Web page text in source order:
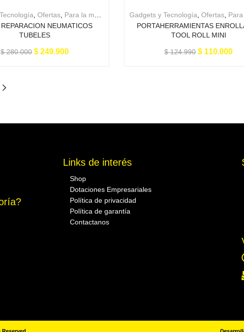
,Ofertas Para la moto
NEUMATICOS
TUBELES
$280.000 $ 249.900
Gadgets y Tecnología ,Ofertas Para
PORTAHERRAMIENTAS
TOOL ROLL MINI
$124.990 $ 110.000
Links de interés
Shop
Dotaciones Empresariales
Política de privacidad
Política de garantía
Contactanos